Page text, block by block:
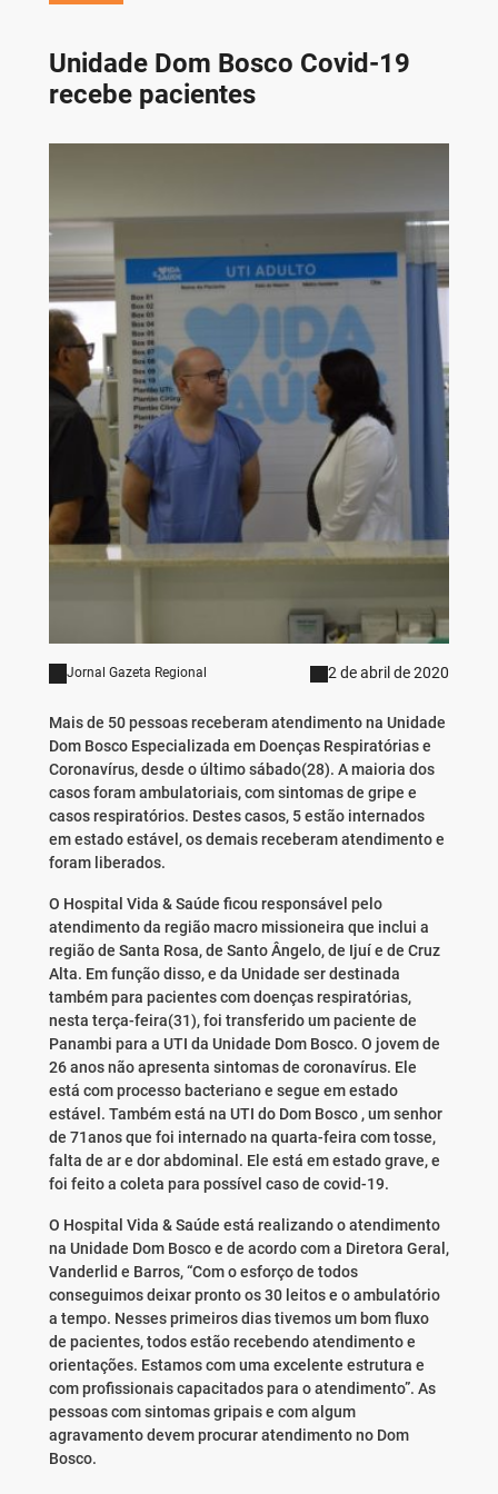
Unidade Dom Bosco Covid-19
recebe pacientes
Jornal Gazeta Regional 2 de abril de 2020
Mais de 50 pessoas receberam atendimento na Unidade
Dom Bosco Especializada em Doenças Respiratórias e
Coronavírus, desde o último sábado(28). A maioria dos
casos foram ambulatoriais, com sintomas de gripe e
casos respiratórios. Destes casos, 5 estão internados
em estado estável, os demais receberam atendimento e
foram liberados.
O Hospital Vida & Saúde ficou responsável pelo
atendimento da região macro missioneira que inclui a
região de Santa Rosa, de Santo Ângelo, de Ijuí e de Cruz
Alta. Em função disso, e da Unidade ser destinada
também para pacientes com doenças respiratórias,
nesta terça-feira(31), foi transferido um paciente de
Panambi para a UTI da Unidade Dom Bosco. O jovem de
26 anos não apresenta sintomas de coronavírus. Ele
está com processo bacteriano e segue em estado
estável. Também está na UTI do Dom Bosco , um senhor
de 71anos que foi internado na quarta-feira com tosse,
falta de ar e dor abdominal. Ele está em estado grave, e
foi feito a coleta para possível caso de covid-19.
O Hospital Vida & Saúde está realizando o atendimento
na Unidade Dom Bosco e de acordo com a Diretora Geral,
Vanderlid e Barros, “Com o esforço de todos
conseguimos deixar pronto os 30 leitos e o ambulatório
a tempo. Nesses primeiros dias tivemos um bom fluxo
de pacientes, todos estão recebendo atendimento e
orientações. Estamos com uma excelente estrutura e
com profissionais capacitados para o atendimento”. As
pessoas com sintomas gripais e com algum
agravamento devem procurar atendimento no Dom
Bosco.